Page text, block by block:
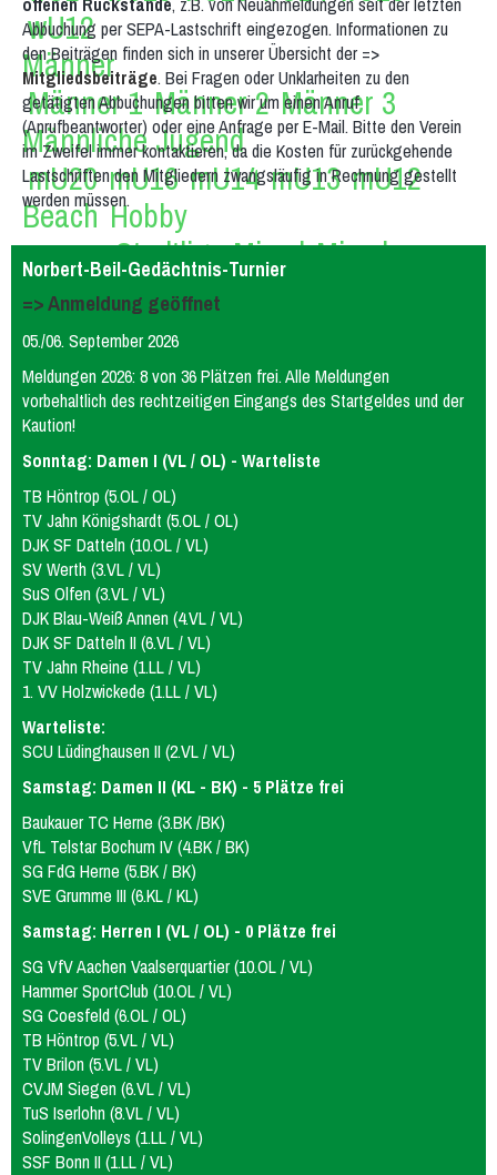
wU12
Männer
Männer 1 Männer 2 Männer 3
Männliche Jugend
mU20 mU16 mU14 mU13 mU12
Beach Hobby
Stadtliga Mixed Mixed
Erfolge
Frauen weibliche Jugend
männliche Jugend Mixed
History
Damen 4
Damen 5
Quereinsteiger
Stadtliga Herren mU20 (PSV)
mU15 mixU14 mU12
Tischtennis Sportabzeichen
Abbuchung per SEPA-Lastschrift eingezogen. Informationen zu
den Beiträgen finden sich in unserer Übersicht der =>
Mitgliedsbeiträge. Bei Fragen oder Unklarheiten zu den
getätigten Abbuchungen bitten wir um einen Anruf
(Anrufbeantworter) oder eine Anfrage per E-Mail. Bitte den Verein
im Zweifel immer kontaktieren, da die Kosten für zurückgehende
Lastschriften den Mitgliedern zwangsläufig in Rechnung gestellt
werden müssen.
Norbert-Beil-Gedächtnis-Turnier
=> Anmeldung geöffnet
05./06. September 2026
Meldungen 2026: 8 von 36 Plätzen frei. Alle Meldungen
vorbehaltlich des rechtzeitigen Eingangs des Startgeldes und der
Kaution!
Sonntag: Damen I (VL / OL) - Warteliste
TB Höntrop (5.OL / OL)
TV Jahn Königshardt (5.OL / OL)
DJK SF Datteln (10.OL / VL)
SV Werth (3.VL / VL)
SuS Olfen (3.VL / VL)
DJK Blau-Weiß Annen (4.VL / VL)
DJK SF Datteln II (6.VL / VL)
TV Jahn Rheine (1.LL / VL)
1. VV Holzwickede (1.LL / VL)
Warteliste:
SCU Lüdinghausen II (2.VL / VL)
Samstag: Damen II (KL - BK) - 5 Plätze frei
Baukauer TC Herne (3.BK /BK)
VfL Telstar Bochum IV (4.BK / BK)
SG FdG Herne (5.BK / BK)
SVE Grumme III (6.KL / KL)
Samstag: Herren I (VL / OL) - 0 Plätze frei
SG VfV Aachen Vaalserquartier (10.OL / VL)
Hammer SportClub (10.OL / VL)
SG Coesfeld (6.OL / OL)
TB Höntrop (5.VL / VL)
TV Brilon (5.VL / VL)
CVJM Siegen (6.VL / VL)
TuS Iserlohn (8.VL / VL)
SolingenVolleys (1.LL / VL)
SSF Bonn II (1.LL / VL)